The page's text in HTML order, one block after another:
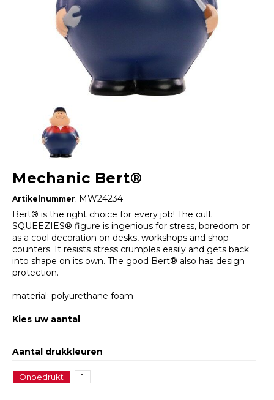
Mechanic Bert®
Artikelnummer: MW24234
Bert® is the right choice for every job! The cult
SQUEEZIES® figure is ingenious for stress, boredom or
as a cool decoration on desks, workshops and shop
counters. It resists stress crumples easily and gets back
into shape on its own. The good Bert® also has design
protection.
material: polyurethane foam
Kies uw aantal
Aantal drukkleuren
Onbedrukt 1